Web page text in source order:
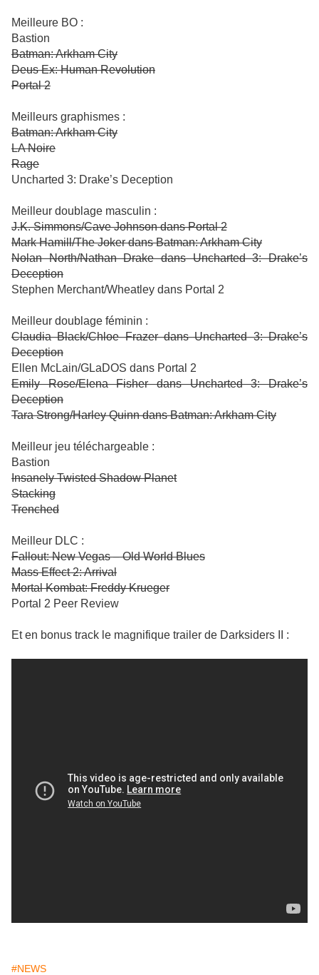
Meilleure BO :
Bastion
Batman: Arkham City
Deus Ex: Human Revolution
Portal 2
Meilleurs graphismes :
Batman: Arkham City
LA Noire
Rage
Uncharted 3: Drake’s Deception
Meilleur doublage masculin :
J.K. Simmons/Cave Johnson dans Portal 2
Mark Hamill/The Joker dans Batman: Arkham City
Nolan North/Nathan Drake dans Uncharted 3: Drake’s
Deception
Stephen Merchant/Wheatley dans Portal 2
Meilleur doublage féminin :
Claudia Black/Chloe Frazer dans Uncharted 3: Drake’s
Deception
Ellen McLain/GLaDOS dans Portal 2
Emily Rose/Elena Fisher dans Uncharted 3: Drake’s
Deception
Tara Strong/Harley Quinn dans Batman: Arkham City
Meilleur jeu téléchargeable :
Bastion
Insanely Twisted Shadow Planet
Stacking
Trenched
Meilleur DLC :
Fallout: New Vegas – Old World Blues
Mass Effect 2: Arrival
Mortal Kombat: Freddy Krueger
Portal 2 Peer Review
Et en bonus track le magnifique trailer de Darksiders II :
#NEWS